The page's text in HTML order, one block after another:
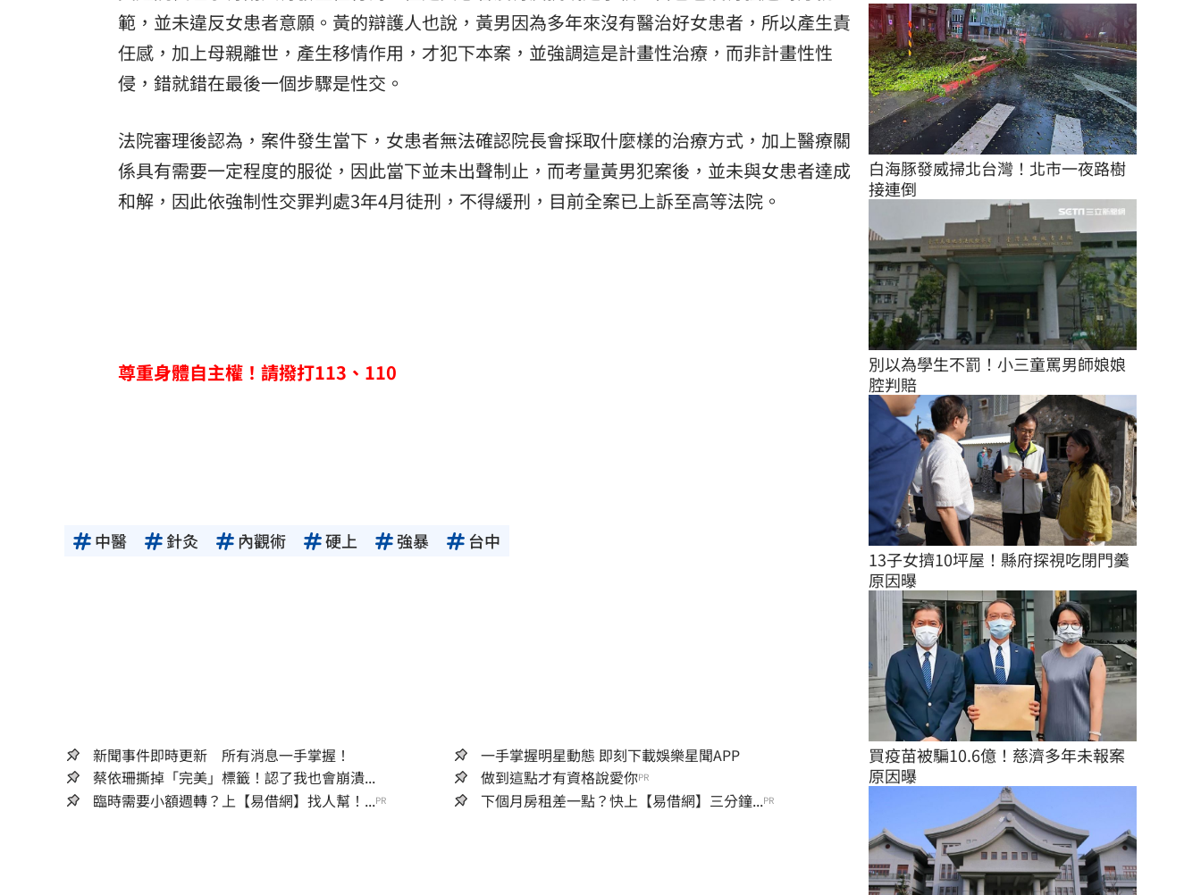
範，並未違反女患者意願。黃的辯護人也說，黃男因為多年來沒有醫治好女患者，所以產生責
任感，加上母親離世，產生移情作用，才犯下本案，並強調這是計畫性治療，而非計畫性性
侵，錯就錯在最後一個步驟是性交。
法院審理後認為，案件發生當下，女患者無法確認院長會採取什麼樣的治療方式，加上醫療關
係具有需要一定程度的服從，因此當下並未出聲制止，而考量黃男犯案後，並未與女患者達成
和解，因此依強制性交罪判處3年4月徒刑，不得緩刑，目前全案已上訴至高等法院。
尊重身體自主權！請撥打113、110
中醫 針灸 內觀術 硬上 強暴 台中
新聞事件即時更新 所有消息一手掌握！
一手掌握明星動態 即刻下載娛樂星聞APP
蔡依珊撕掉「完美」標籤！認了我也會崩潰...
做到這點才有資格說愛你PR
臨時需要小額週轉？上【易借網】找人幫！...PR 下個月房租差一點？快上【易借網】三分鐘...PR
白海豚發威掃北台灣！北市一夜路樹
接連倒
別以為學生不罰！小三童罵男師娘娘
腔判賠
13子女擠10坪屋！縣府探視吃閉門羹
原因曝
買疫苗被騙10.6億！慈濟多年未報案
原因曝